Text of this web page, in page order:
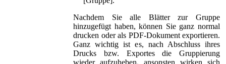
Nachdem Sie alle Blätter zur Gruppe
hinzugefügt haben, können Sie ganz normal
drucken oder als PDF-Dokument exportieren.
Ganz wichtig ist es, nach Abschluss ihres
Drucks bzw. Exportes die Gruppierung
wieder aufzuheben, ansonsten wirken sich